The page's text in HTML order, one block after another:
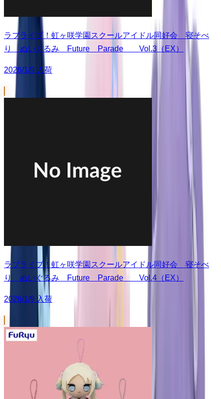
ラブライブ！虹ヶ咲学園スクールアイドル同好会 寝そべ
り ぬいぐるみ Future Parade Vol.3（EX）
2026/1/9 入荷
ラブライブ！虹ヶ咲学園スクールアイドル同好会 寝そべ
り ぬいぐるみ Future Parade Vol.4（EX）
2026/1/9 入荷